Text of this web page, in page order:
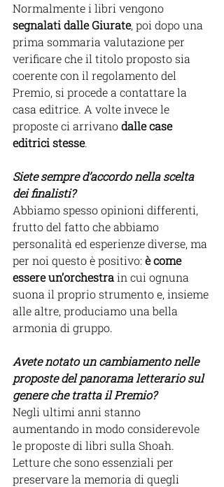
Normalmente i libri vengono
segnalati dalle Giurate, poi dopo una
prima sommaria valutazione per
verificare che il titolo proposto sia
coerente con il regolamento del
Premio, si procede a contattare la
casa editrice. A volte invece le
proposte ci arrivano dalle case
editrici stesse.
Siete sempre d’accordo nella scelta
dei finalisti?
Abbiamo spesso opinioni differenti,
frutto del fatto che abbiamo
personalità ed esperienze diverse, ma
per noi questo è positivo: è come
essere un’orchestra in cui ognuna
suona il proprio strumento e, insieme
alle altre, produciamo una bella
armonia di gruppo.
Avete notato un cambiamento nelle
proposte del panorama letterario sul
genere che tratta il Premio?
Negli ultimi anni stanno
aumentando in modo considerevole
le proposte di libri sulla Shoah.
Letture che sono essenziali per
preservare la memoria di quegli